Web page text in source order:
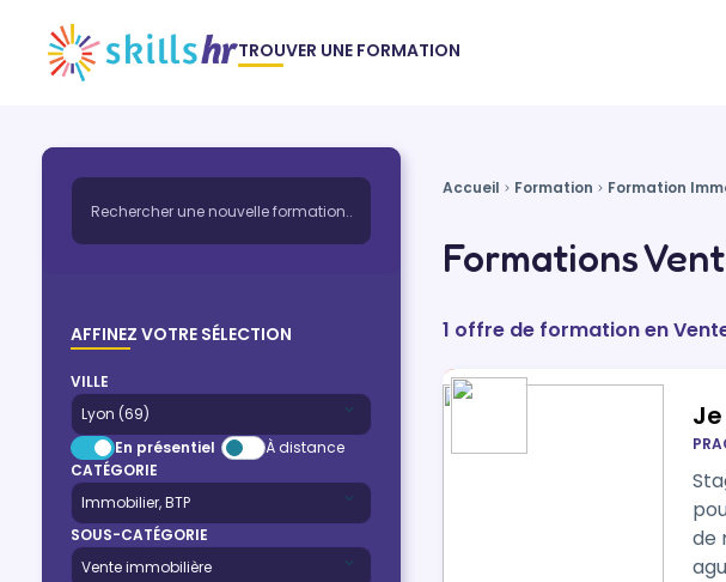
TROUVER UNE FORMATION
AFFINEZ VOTRE SÉLECTION
VILLE
En présentiel
À distance
CATÉGORIE
SOUS-CATÉGORIE
Accueil Formation Formation
Formations
1 offre de formation en
de